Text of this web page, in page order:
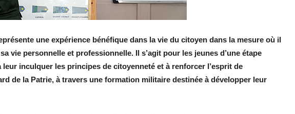
une expérience bénéfique dans la vie du citoyen dans la mesure où il
vie personnelle et professionnelle. Il s’agit pour les jeunes d’une étape
leur inculquer les principes de citoyenneté et à renforcer l’esprit de
de la Patrie, à travers une formation militaire destinée à développer leur